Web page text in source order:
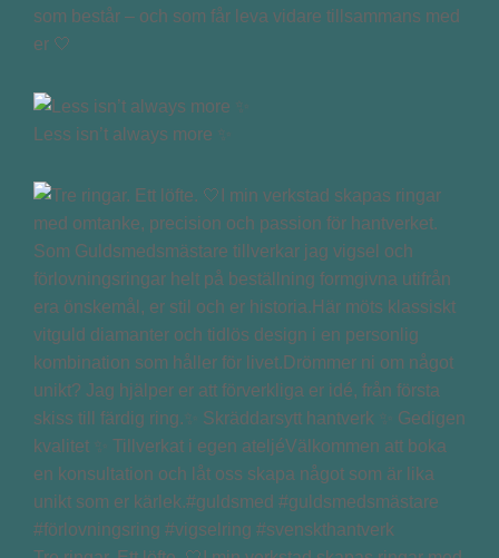
som består – och som får leva vidare tillsammans med
er 🤍
Less isn’t always more ✨